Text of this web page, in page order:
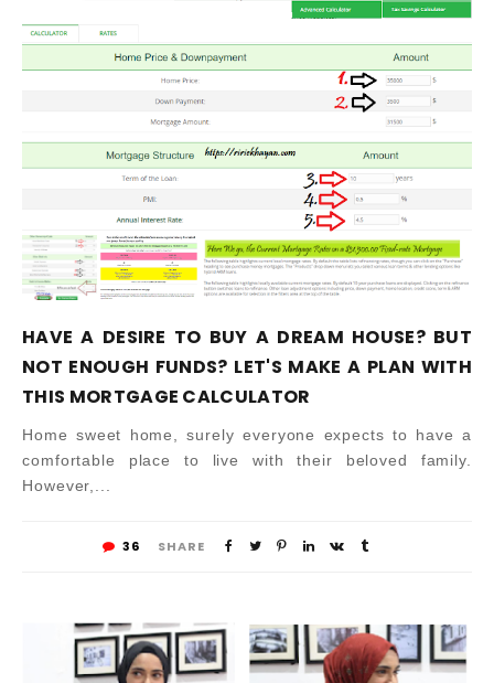
HAVE A DESIRE TO BUY A DREAM HOUSE? BUT
NOT ENOUGH FUNDS? LET'S MAKE A PLAN WITH
THIS MORTGAGE CALCULATOR
Home sweet home, surely everyone expects to have a
comfortable place to live with their beloved family.
However,...
36 SHARE